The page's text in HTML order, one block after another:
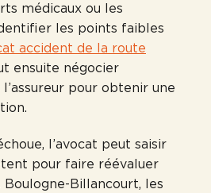
médicaux ou les
les points faibles
accident de la route
ensuite négocier
pour obtenir une
l’avocat peut saisir
pour faire réévaluer
Billancourt, les